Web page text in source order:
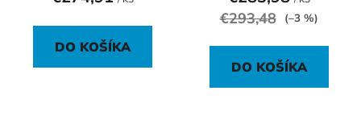
DO KOŠÍKA
€293,48 (–3 %)
DO KOŠÍKA